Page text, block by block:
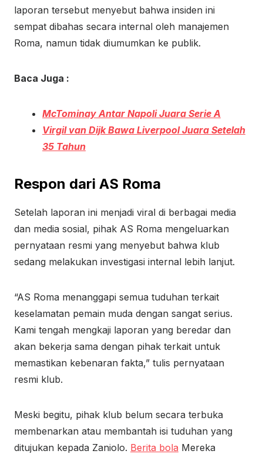
laporan tersebut menyebut bahwa insiden ini
sempat dibahas secara internal oleh manajemen
Roma, namun tidak diumumkan ke publik.
Baca Juga :
McTominay Antar Napoli Juara Serie A
Virgil van Dijk Bawa Liverpool Juara Setelah
35 Tahun
Respon dari AS Roma
Setelah laporan ini menjadi viral di berbagai media
dan media sosial, pihak AS Roma mengeluarkan
pernyataan resmi yang menyebut bahwa klub
sedang melakukan investigasi internal lebih lanjut.
“AS Roma menanggapi semua tuduhan terkait
keselamatan pemain muda dengan sangat serius.
Kami tengah mengkaji laporan yang beredar dan
akan bekerja sama dengan pihak terkait untuk
memastikan kebenaran fakta,” tulis pernyataan
resmi klub.
Meski begitu, pihak klub belum secara terbuka
membenarkan atau membantah isi tuduhan yang
ditujukan kepada Zaniolo. Berita bola Mereka